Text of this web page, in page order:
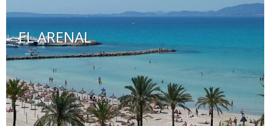
EL ARENAL